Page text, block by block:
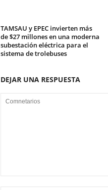
TAMSAU y EPEC invierten más
de $27 millones en una moderna
subestación eléctrica para el
sistema de trolebuses
DEJAR UNA RESPUESTA